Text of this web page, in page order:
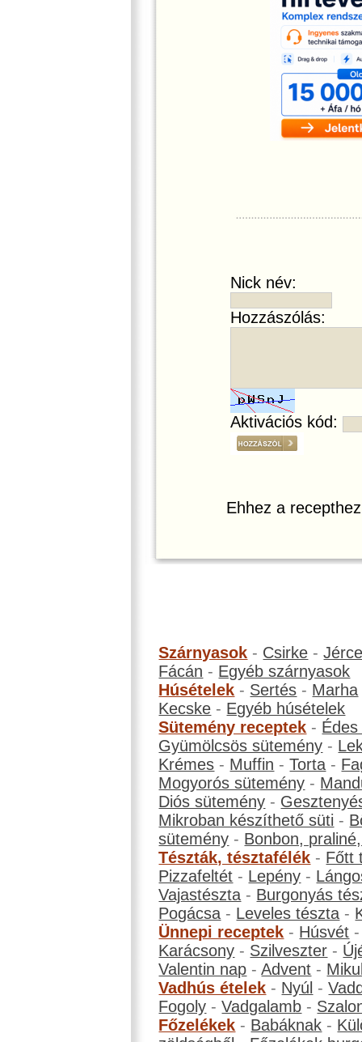
Nick név:
Hozzászólás:
Aktivációs kód:
Ehhez a
Szárnyasok - Csirke -
Fácán - Egyéb szárnyasok
Húsételek - Sertés - Marha
Kecske - Egyéb húsételek
Sütemény receptek -
Gyümölcsös sütemény -
Krémes - Muffin -Torta -
Mogyorós sütemény -
Diós sütemény -
Mikroban készíthető süti -
sütemény - Bonbon,
Tészták, tésztafélék - Főtt
Pizzafeltét - Lepény -
Vajastészta - Burgonyás
Pogácsa - Leveles tészta -
Ünnepi receptek - Húsvét
Karácsony - Szilveszter -
Valentin nap -Advent -
Vadhús ételek - Nyúl -
Fogoly -Vadgalamb -
Főzelékek - Babáknak -